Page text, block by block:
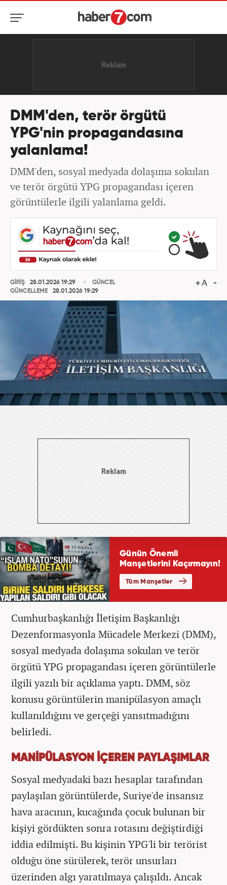
DMM'den, terör örgütü
YPG'nin propagandasına
yalanlama!
DMM'den, sosyal medyada dolaşıma sokulan
ve terör örgütü YPG propagandası içeren
görüntülerle ilgili yalanlama geldi.
GİRİŞ
28.01.2026 19:29
GÜNCELLEME
28.01.2026 19:29
GÜNCEL
Cumhurbaşkanlığı İletişim Başkanlığı
Dezenformasyonla Mücadele Merkezi (DMM),
sosyal medyada dolaşıma sokulan ve terör
örgütü YPG propagandası içeren görüntülerle
ilgili yazılı bir açıklama yaptı. DMM, söz
konusu görüntülerin manipülasyon amaçlı
kullanıldığını ve gerçeği yansıtmadığını
belirledi.
MANİPÜLASYON İÇEREN PAYLAŞIMLAR
Sosyal medyadaki bazı hesaplar tarafından
paylaşılan görüntülerde, Suriye'de insansız
hava aracının, kucağında çocuk bulunan bir
kişiyi gördükten sonra rotasını değiştirdiği
iddia edilmişti. Bu kişinin YPG'li bir terörist
olduğu öne sürülerek, terör unsurları
üzerinden algı yaratılmaya çalışıldı. Ancak